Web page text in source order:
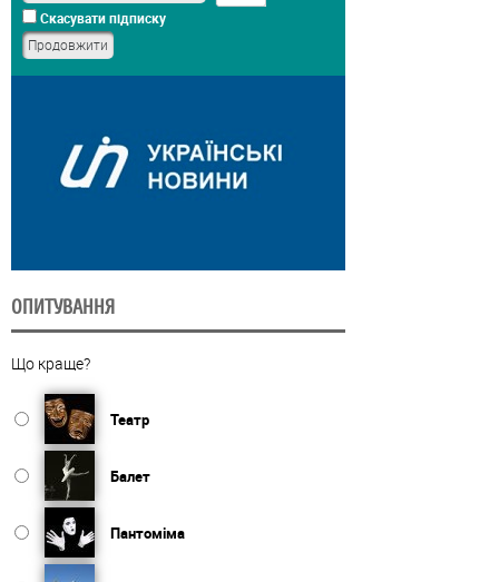
Скасувати підписку
ОПИТУВАННЯ
Що краще?
Театр
Балет
Пантоміма